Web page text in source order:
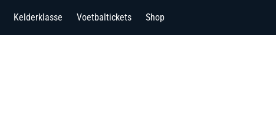
Kelderklasse Voetbaltickets Shop